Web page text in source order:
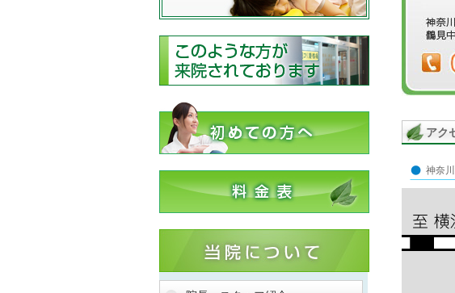
アク
神奈